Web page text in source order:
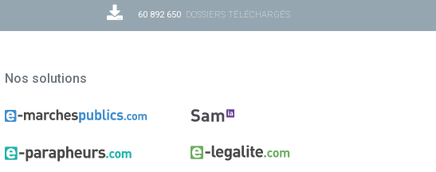
60 892 650 DOSSIERS TÉLÉCHARGÉS
Nos solutions